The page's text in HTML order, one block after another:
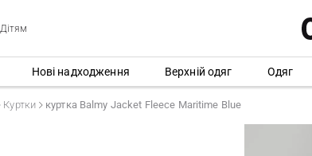
Дітям
Нові надходження Верхній одяг Одяг
Куртки куртка Balmy Jacket Fleece Maritime Blue